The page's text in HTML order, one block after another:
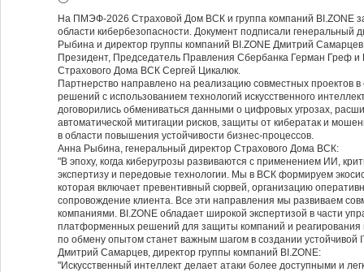
На ПМЭФ-2026 Страховой Дом ВСК и группа компаний BI.ZONE
области кибербезопасности. Документ подписали генеральный
Рыбина и директор группы компаний BI.ZONE Дмитрий
Президент, Председатель Правления Сбербанка Герман Греф и
Страхового Дома ВСК Сергей Цикалюк.
Партнерство направлено на реализацию совместных проектов
решений с использованием технологий искусственного
договорились обмениваться данными о цифровых угрозах,
автоматической митигации рисков, защиты от кибератак и
в области повышения устойчивости бизнес-процессов.
Анна Рыбина, генеральный директор Страхового Дома ВСК:
"В эпоху, когда киберугрозы развиваются с применением ИИ,
экспертизу и передовые технологии. Мы в ВСК формируем
которая включает превентивный сюрвей, организацию
сопровождение клиента. Все эти направления мы развиваем
компаниями. BI.ZONE обладает широкой экспертизой в части
платформенных решений для защиты компаний и реагирования
по обмену опытом станет важным шагом в создании устойчивой
Дмитрий Самарцев, директор группы компаний BI.ZONE:
"Искусственный интеллект делает атаки более доступными и